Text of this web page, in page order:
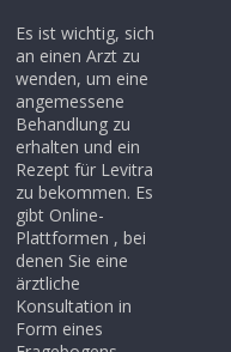
Es ist wichtig, sich
an einen Arzt zu
wenden, um eine
angemessene
Behandlung zu
erhalten und ein
Rezept für Levitra
zu bekommen. Es
gibt Online-
Plattformen , bei
denen Sie eine
ärztliche
Konsultation in
Form eines